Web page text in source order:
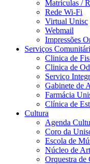
Matriculas /
Rede Wi-Fi
Virtual Unisc
Webmail
Impressões
Serviços
Clinica de
Clinica de
Serviço
Gabinete de
Farmácia
Clínica de
Cultura
Agenda
Coro da
Escola de
Núcleo de
Orquestra de